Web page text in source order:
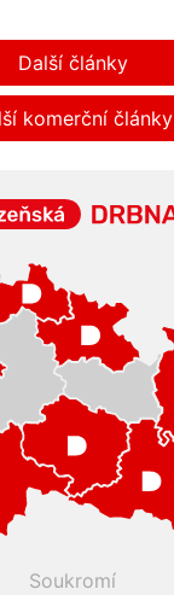
Další články
komerční články
Soukromí